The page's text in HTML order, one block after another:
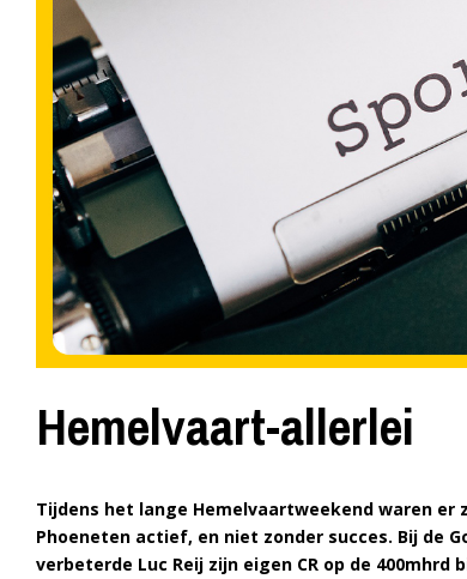
Hemelvaart-allerlei
Tijdens het lange Hemelvaartweekend waren er
Phoeneten actief, en niet zonder succes. Bij de
verbeterde Luc Reij zijn eigen CR op de 400mhrd